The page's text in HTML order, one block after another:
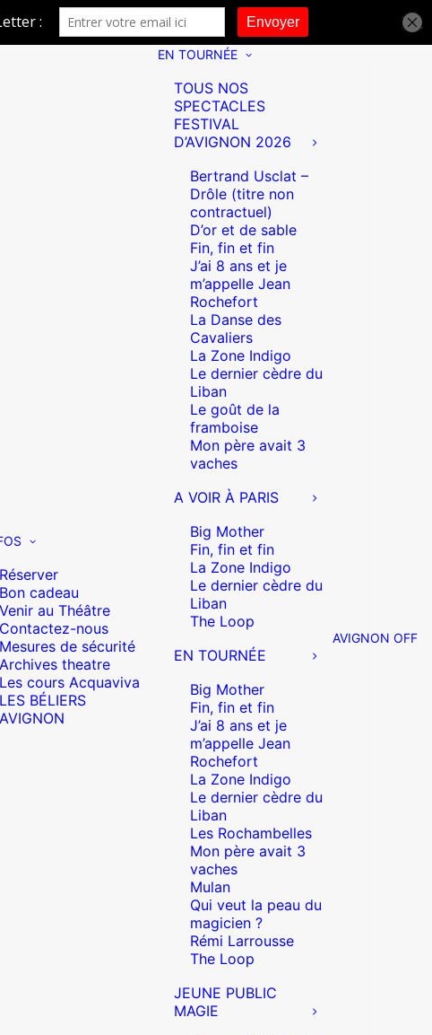
Réserver
Bon cadeau
Venir au Théâtre
Contactez-nous
Mesures de sécurité
Archives theatre
Les cours Acquaviva
LES BÉLIERS
AVIGNON
EN TOURNÉE
TOUS NOS
SPECTACLES
FESTIVAL
D’AVIGNON 2026
Bertrand Usclat –
Drôle (titre non
contractuel)
D’or et de sable
Fin, fin et fin
J’ai 8 ans et je
m’appelle Jean
Rochefort
La Danse des
Cavaliers
La Zone Indigo
Le dernier cèdre du
Liban
Le goût de la
framboise
Mon père avait 3
vaches
A VOIR À PARIS
Big Mother
Fin, fin et fin
La Zone Indigo
Le dernier cèdre du
Liban
The Loop
EN TOURNÉE
Big Mother
Fin, fin et fin
J’ai 8 ans et je
m’appelle Jean
Rochefort
La Zone Indigo
Le dernier cèdre du
Liban
Les Rochambelles
Mon père avait 3
vaches
Mulan
Qui veut la peau du
magicien ?
Rémi Larrousse
The Loop
JEUNE PUBLIC
MAGIE
AVIGNON OFF